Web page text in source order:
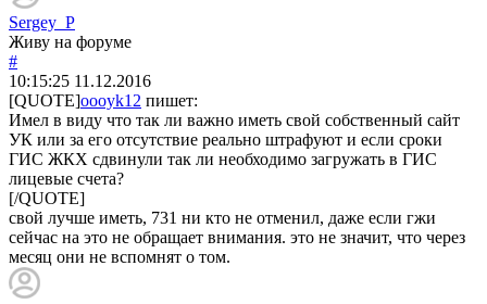
Sergey_P
Живу на форуме
#
10:15:25 11.12.2016
[QUOTE]oooyk12 пишет:
Имел в виду что так ли важно иметь свой собственный сайт
УК или за его отсутствие реально штрафуют и если сроки
ГИС ЖКХ сдвинули так ли необходимо загружать в ГИС
лицевые счета?
[/QUOTE]
свой лучше иметь, 731 ни кто не отменил, даже если гжи
сейчас на это не обращает внимания. это не значит, что через
месяц они не вспомнят о том.